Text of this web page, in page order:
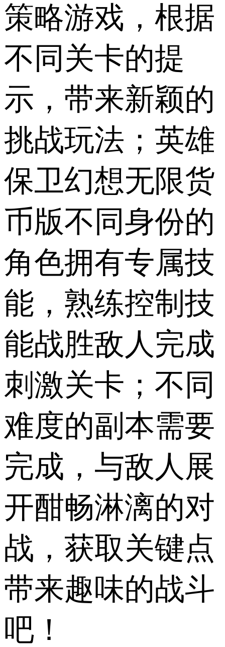
策略游戏，根据
不同关卡的提
示，带来新颖的
挑战玩法；英雄
保卫幻想无限货
币版不同身份的
角色拥有专属技
能，熟练控制技
能战胜敌人完成
刺激关卡；不同
难度的副本需要
完成，与敌人展
开酣畅淋漓的对
战，获取关键点
带来趣味的战斗
吧！